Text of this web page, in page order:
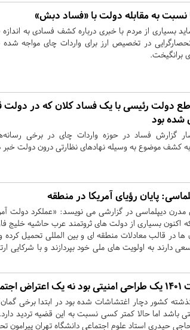
به مقابله دولت با «فساد دبش»
در تخصیص ارز برای واردات چای مواجه
برانگیخت.
دولت رئیسی با یک فساد کلان که در دولت
شده بود
گزارش فساد در حوزه واردات چای در برخی
به کشف موضوع به وسیله نهادهای نظارتی درون دولت خبر
پایان رؤیای آمریکا در منطقه
مدرن دیپلماسی در گزارشی می نویسد: «عملکرد دولت
اکنون بسیاری از دولت های ثروتمند عرب حاشیه خلیج
ها در قالب معادلات منطقه ای و بین المللی تحمیل
دارند به اولویت های ملی خود بپردازند و با شرکایی
باشد اما حالا کمتر کسی نسبت به این قضیه تردید
حیدری استاد علوم اجتماعی دانشگاه تهران پیرامون تحلیل